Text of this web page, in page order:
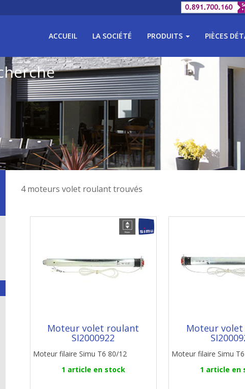
ACCUEIL LA SOCIÉTÉ PRODUITS PIÈCES
4 moteurs volet roulant trouvés
Moteur volet roulant
SI2000922
Moteur filaire Simu T6 80/12
1 article en stock
Moteur
Moteur filaire Simu
1 article en